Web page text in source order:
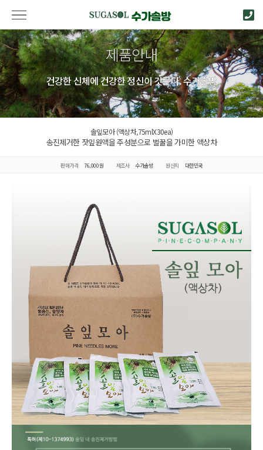
제품안내
건강한 신체에 건강한 정신이 깃든다. 수가솔방
솔잎모아 (액상차,75mlX30ea)
송진제거한 잣잎원액을 주성분으로 벌꿀을 가미한 액상차
판매가격 76,000원 제조사 수가솔방 원산지 대한민국